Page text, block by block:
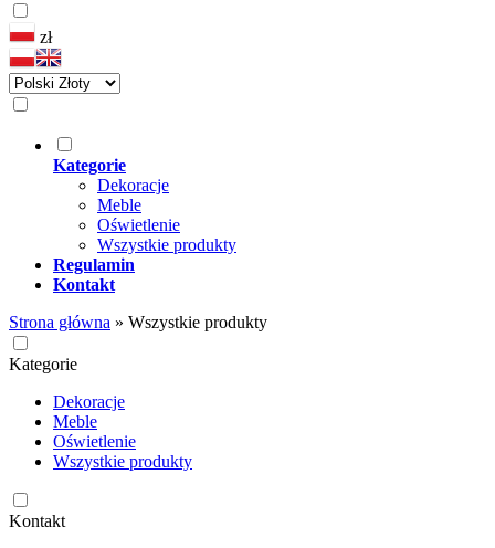
zł
Kategorie
Dekoracje
Meble
Oświetlenie
Wszystkie produkty
Regulamin
Kontakt
Strona główna » Wszystkie produkty
Kategorie
Dekoracje
Meble
Oświetlenie
Wszystkie produkty
Kontakt